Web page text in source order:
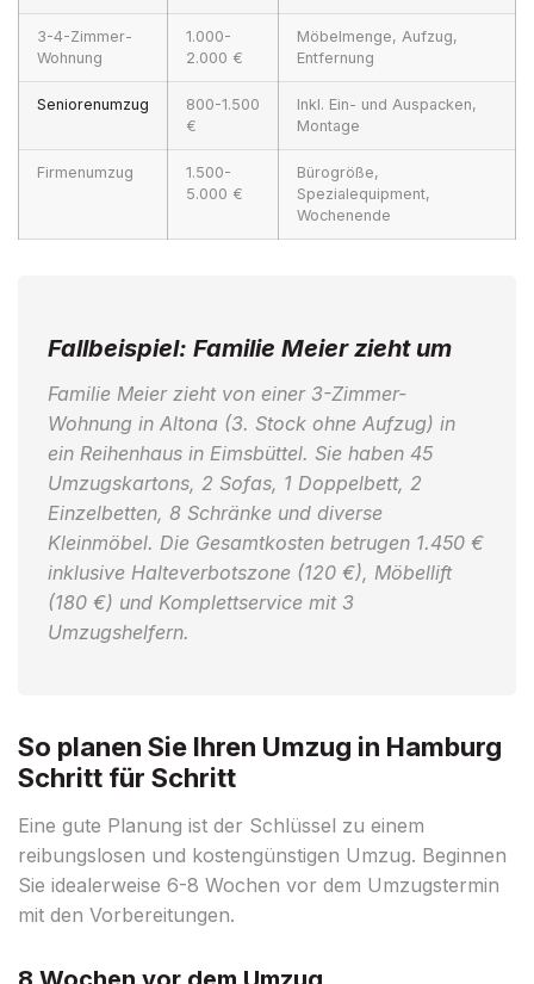
3-4-Zimmer-
Wohnung
1.000-
2.000 €
Möbelmenge, Aufzug,
Entfernung
Seniorenumzug
800-1.500
€
Inkl. Ein- und Auspacken,
Montage
Firmenumzug
1.500-
5.000 €
Bürogröße,
Spezialequipment,
Wochenende
Fallbeispiel: Familie Meier zieht um
Familie Meier zieht von einer 3-Zimmer-
Wohnung in Altona (3. Stock ohne Aufzug) in
ein Reihenhaus in Eimsbüttel. Sie haben 45
Umzugskartons, 2 Sofas, 1 Doppelbett, 2
Einzelbetten, 8 Schränke und diverse
Kleinmöbel. Die Gesamtkosten betrugen 1.450 €
inklusive Halteverbotszone (120 €), Möbellift
(180 €) und Komplettservice mit 3
Umzugshelfern.
So planen Sie Ihren Umzug in Hamburg
Schritt für Schritt
Eine gute Planung ist der Schlüssel zu einem
reibungslosen und kostengünstigen Umzug. Beginnen
Sie idealerweise 6-8 Wochen vor dem Umzugstermin
mit den Vorbereitungen.